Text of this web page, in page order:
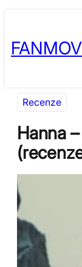
obsah
content
Recenze
Hanna